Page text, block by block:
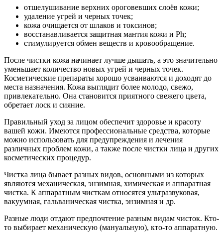
отшелушивание верхних ороговевших слоёв кожи;
удаление угрей и черных точек;
кожа очищается от шлаков и токсинов;
восстанавливается защитная мантия кожи и Ph;
стимулируется обмен веществ и кровообращение.
После чистки кожа начинает лучше дышать, а это значительно
уменьшает количество новых угрей и черных точек.
Косметические препараты хорошо усваиваются и доходят до
места назначения. Кожа выглядит более молодо, свежо,
привлекательно. Она становится приятного свежего цвета,
обретает лоск и сияние.
Правильный уход за лицом обеспечит здоровье и красоту
вашей кожи. Имеются профессиональные средства, которые
можно использовать для предупреждения и лечения
различных проблем кожи, а также после чистки лица и других
косметических процедур.
Чистка лица бывает разных видов, основными из которых
являются механическая, энзимная, химическая и аппаратная
чистка. К аппаратным чисткам относятся ультразвуковая,
вакуумная, гальваническая чистка, энзимная и др.
Разные люди отдают предпочтение разным видам чисток. Кто-
то выбирает механическую (мануальную), кто-то аппаратную.